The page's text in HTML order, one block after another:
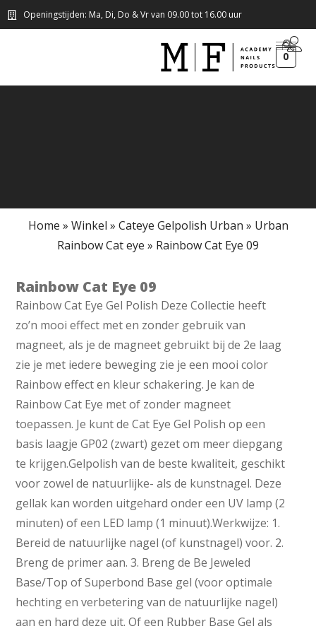
Openingstijden: Ma, Di, Do & Vr van 09.00 tot 16.00 uur
0
Home » Winkel » Cateye Gelpolish Urban » Urban
Rainbow Cat eye » Rainbow Cat Eye 09
Rainbow Cat Eye 09
Rainbow Cat Eye Gel Polish Deze Collectie heeft
zo’n mooi effect met en zonder gebruik van
magneet, als je de magneet gebruikt bij de 2e laag
zie je met iedere beweging zie je een mooi color
Rainbow effect en kleur schakering. Je kan de
Rainbow Cat Eye met of zonder magneet
toepassen. Je kunt de Cat Eye Gel Polish op een
basis laagje GP02 (zwart) gezet om meer diepgang
te krijgen.Gelpolish van de beste kwaliteit, geschikt
voor zowel de natuurlijke- als de kunstnagel. Deze
gellak kan worden uitgehard onder een UV lamp (2
minuten) of een LED lamp (1 minuut).Werkwijze: 1.
Bereid de natuurlijke nagel (of kunstnagel) voor. 2.
Breng de primer aan. 3. Breng de Be Jeweled
Base/Top of Superbond Base gel (voor optimale
hechting en verbetering van de natuurlijke nagel)
aan en hard deze uit. Of een Rubber Base Gel als